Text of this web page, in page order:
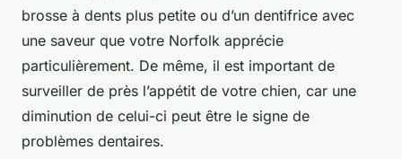
brosse à dents plus petite ou d’un dentifrice avec
une saveur que votre Norfolk apprécie
particulièrement. De même, il est important de
surveiller de près l’appétit de votre chien, car une
diminution de celui-ci peut être le signe de
problèmes dentaires.